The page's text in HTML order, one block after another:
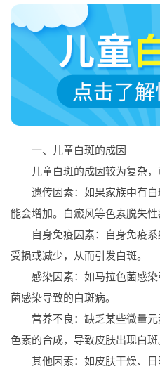
一、儿童白斑的成因
儿童白斑的成因较为复杂，
遗传因素：如果家族中有白
能会增加。白癜风等色素脱失
自身免疫因素：自身免疫系
受损或减少，从而引发白斑。
感染因素：如马拉色菌感染
菌感染导致的白斑病。
营养不良：缺乏某些微量元
色素的合成，导致皮肤出现白斑
其他因素：如皮肤干燥、日